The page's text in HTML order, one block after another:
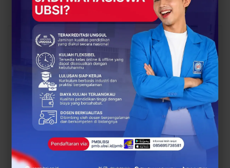
All
You Might Also Like
BERITA
UBSI Buka Call for
Papers ICAISD 2026,
Dorong Riset Teknologi
BERITA
Siap Kuliah Berkualitas?
UBSI Cengkareng Gelar